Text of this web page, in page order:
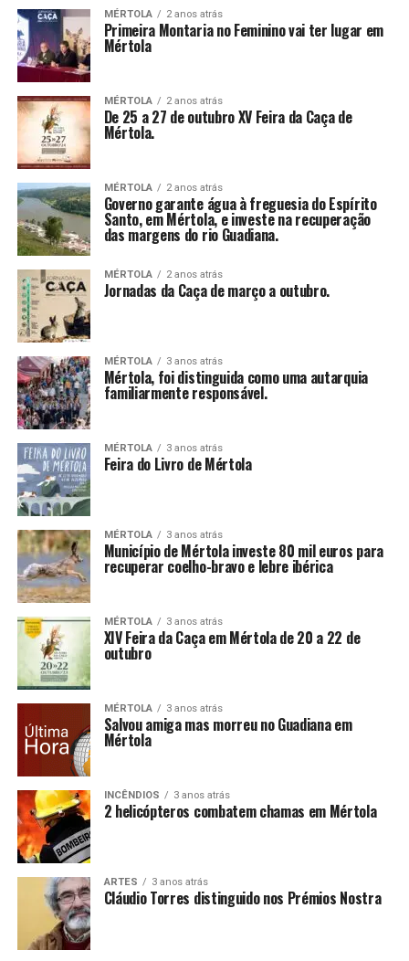
MÉRTOLA 2 anos atrás
Primeira Montaria no Feminino vai ter lugar em
Mértola
MÉRTOLA 2 anos atrás
De 25 a 27 de outubro XV Feira da Caça de
Mértola.
MÉRTOLA 2 anos atrás
Governo garante água à freguesia do Espírito
Santo, em Mértola, e investe na recuperação
das margens do rio Guadiana.
MÉRTOLA 2 anos atrás
Jornadas da Caça de março a outubro.
MÉRTOLA 3 anos atrás
Mértola, foi distinguida como uma autarquia
familiarmente responsável.
MÉRTOLA 3 anos atrás
Feira do Livro de Mértola
MÉRTOLA 3 anos atrás
Município de Mértola investe 80 mil euros para
recuperar coelho-bravo e lebre ibérica
MÉRTOLA 3 anos atrás
XIV Feira da Caça em Mértola de 20 a 22 de
outubro
MÉRTOLA 3 anos atrás
Salvou amiga mas morreu no Guadiana em
Mértola
INCÊNDIOS 3 anos atrás
2 helicópteros combatem chamas em Mértola
ARTES 3 anos atrás
Cláudio Torres distinguido nos Prémios Nostra